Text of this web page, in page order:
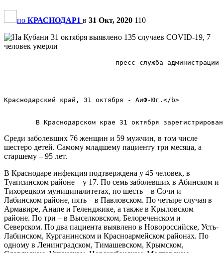
по КРАСНОДАР1 в 31 Окт, 2020 110
пресс-служба
Краснодарский край, 31 октября - АиФ-Юг.</b>
Среди заболевших 76 женщин и 59 мужчин, в том числе
шестеро детей. Самому младшему пациенту три месяца, а
старшему – 95 лет.
В Краснодаре инфекция подтверждена у 45 человек, в
Туапсинском районе – у 17. По семь заболевших в Абинском и
Тихорецком муниципалитетах, по шесть – в Сочи и
Лабинском районе, пять – в Павловском. По четыре случая в
Армавире, Анапе и Геленджике, а также в Крыловском
районе. По три – в Выселковском, Белореченском и
Северском. По два пациента выявлено в Новороссийске, Усть-
Лабинском, Курганинском и Красноармейском районах. По
одному в Ленинградском, Тимашевском, Крымском,